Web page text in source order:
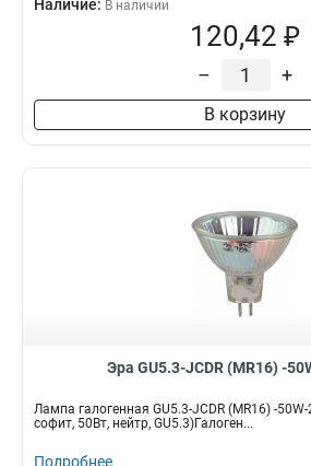
Наличие: В наличии
120,42 ₽
– +
В корзину
Эра GU5.3-JCDR (MR16) -
Лампа галогенная GU5.3-JCDR (MR16) -
софит, 50Вт, нейтр, GU5.3)Галоген...
Подробнее